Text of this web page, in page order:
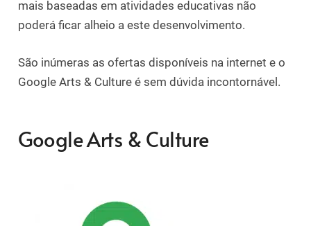
mais baseadas em atividades educativas não
poderá ficar alheio a este desenvolvimento.
São inúmeras as ofertas disponíveis na internet e o
Google Arts & Culture é sem dúvida incontornável.
Google Arts & Culture